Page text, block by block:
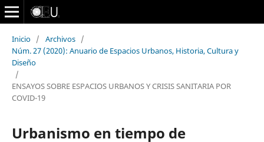
Inicio / Archivos /
Núm. 27 (2020): Anuario de Espacios Urbanos, Historia, Cultura y
Diseño
/
ENSAYOS SOBRE ESPACIOS URBANOS Y CRISIS SANITARIA POR
COVID-19
Urbanismo en tiempo de